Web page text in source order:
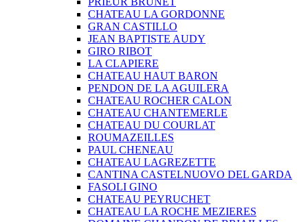
CHATEAU LA GORDONNE
GRAN CASTILLO
JEAN BAPTISTE AUDY
GIRO RIBOT
LA CLAPIERE
CHATEAU HAUT BARON
PENDON DE LA AGUILERA
CHATEAU ROCHER CALON
CHATEAU CHANTEMERLE
CHATEAU DU COURLAT
ROUMAZEILLES
PAUL CHENEAU
CHATEAU LAGREZETTE
CANTINA CASTELNUOVO DEL GARDA
FASOLI GINO
CHATEAU PEYRUCHET
CHATEAU LA ROCHE MEZIERES